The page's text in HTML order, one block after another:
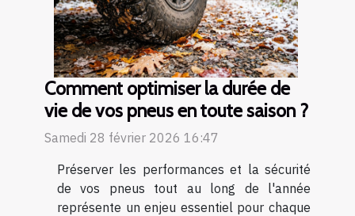
Comment optimiser la durée de
vie de vos pneus en toute saison ?
Samedi 28 février 2026 16:47
Préserver les performances et la sécurité
de vos pneus tout au long de l'année
représente un enjeu essentiel pour chaque